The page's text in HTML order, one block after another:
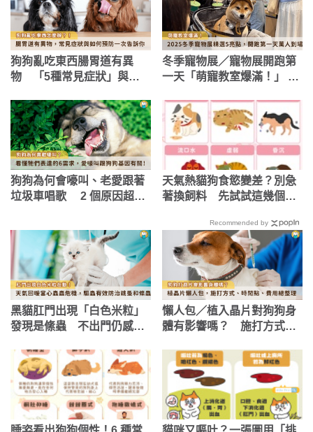
狗狗亂吃東西腸胃道有異
物 「5種常見症狀」與如
冬季寵物展／寵物展開跑第
一天「萌寵教室爆滿！」 5
狗狗為何會嚎叫、老愛跟著
垃圾車唱歌 2 個原因超有
天氣熱貓狗食慾變差？別急
著換飼料 先試試這幾個方
Recommended by
黑貓肛門出現「白色米粒」
發現是絛蟲 不出門仍感染
懶人包／植入晶片對狗狗身
體有影響嗎？ 施打方式、